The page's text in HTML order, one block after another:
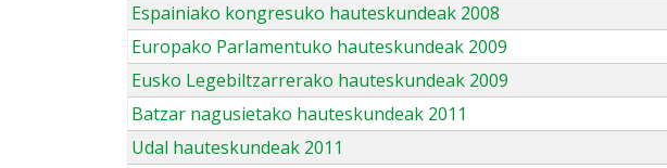
Espainiako kongresuko hauteskundeak 2008
Europako Parlamentuko hauteskundeak 2009
Eusko Legebiltzarrerako hauteskundeak 2009
Batzar nagusietako hauteskundeak 2011
Udal hauteskundeak 2011